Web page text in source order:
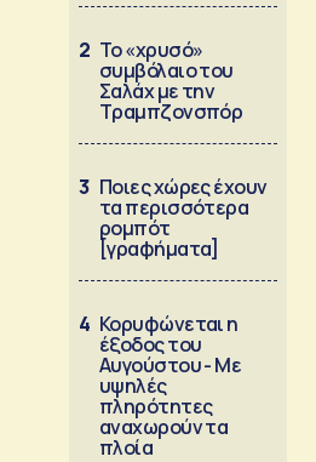
2 Το «χρυσό»
συμβόλαιο του
Σαλάχ με την
Τραμπζονσπόρ
3 Ποιες χώρες έχουν
τα περισσότερα
ρομπότ
[γραφήματα]
4 Κορυφώνεται η
έξοδος του
Αυγούστου - Με
υψηλές
πληρότητες
αναχωρούν τα
πλοία